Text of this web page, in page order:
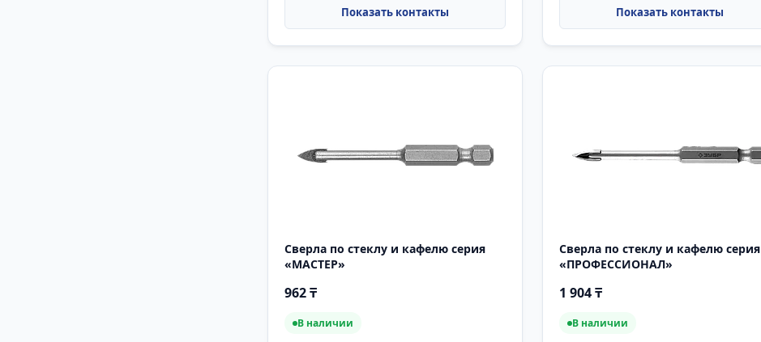
Сверла по стеклу и кафелю серия
«МАСТЕР»
962 ₸
В наличии
Сверла по стеклу и кафелю серия
«ПРОФЕССИОНАЛ»
1 904 ₸
В наличии